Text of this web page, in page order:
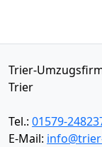
Trier-
Trier
Tel.: 01579-
E-Mail: